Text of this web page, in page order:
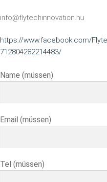
info@flytechinnovation.hu
https://www.facebook.com/
712804282214483/
Name (müssen)
Email (müssen)
Tel (müssen)